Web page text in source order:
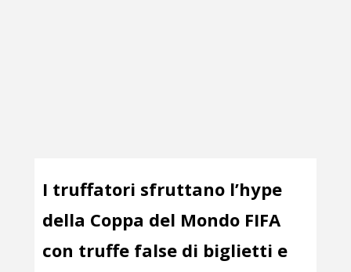
I truffatori sfruttano l’hype
della Coppa del Mondo FIFA
con truffe false di biglietti e